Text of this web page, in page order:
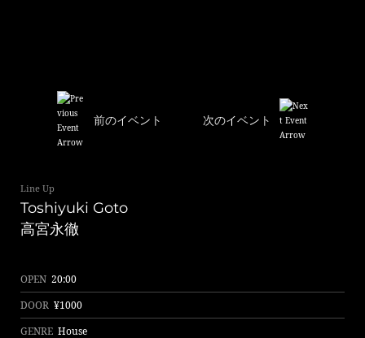
前のイベント 次のイベント
Line Up
Toshiyuki Goto
高宮永徹
OPEN 20:00
DOOR ¥1000
GENRE House